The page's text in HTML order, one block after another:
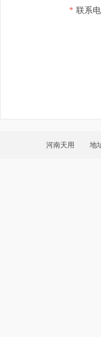
* 联系电
河南天用 地